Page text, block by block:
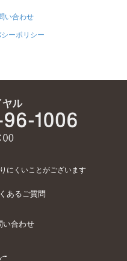
い合わせ
ーポリシー
にくいことがございます
あるご質問
い合わせ